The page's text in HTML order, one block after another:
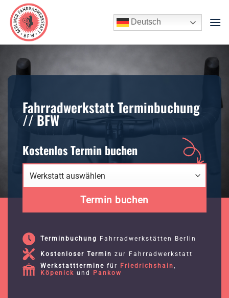
Zum
Inhalt
springen
Deutsch
Fahrradwerkstatt Terminbuchung
// BFW
Kostenlos Termin buchen
Termin buchen
Terminbuchung Fahrradwerkstätten Berlin
Kostenloser Termin zur Fahrradwerkstatt
Werkstatttermine für Friedrichshain,
Köpenick und Pankow